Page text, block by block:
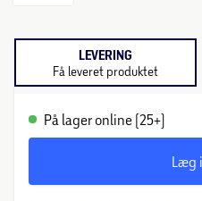
LEVERING
Få leveret produktet
På lager online (25+)
Læg